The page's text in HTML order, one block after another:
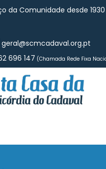
da Comunidade desde 1930
geral@scmcadaval.org.pt
696 147 (Chamada Rede Fixa